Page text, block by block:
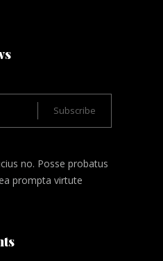
no. Posse probatus
prompta virtute